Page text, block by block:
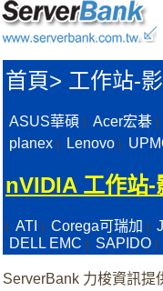
首頁> 工作站-
ASUS華碩 Acer宏碁
planex Lenovo
nVIDIA 工作站-
ATI Corega可瑞加
DELL EMC SAPIDO
ServerBank 力梭資訊提